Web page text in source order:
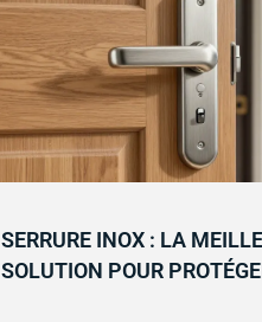
SERRURE INOX : LA
SOLUTION POUR